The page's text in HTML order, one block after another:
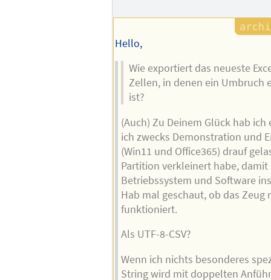
Hello,
Wie exportiert das neueste
Zellen, in denen ein Umbruch
ist?
(Auch) Zu Deinem Glück hab
ich zwecks Demonstration und
(Win11 und Office365) drauf
Partition verkleinert habe,
Betriebssystem und Software
Hab mal geschaut, ob das
funktioniert.
Als UTF-8-CSV?
Wenn ich nichts besonderes
String wird mit doppelten